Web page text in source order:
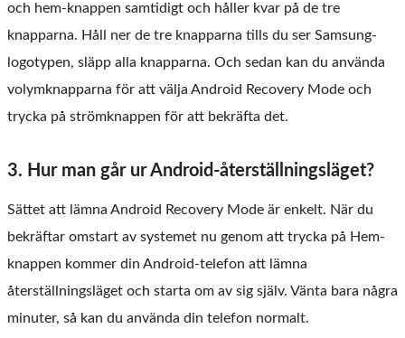
och hem-knappen samtidigt och håller kvar på de tre
knapparna. Håll ner de tre knapparna tills du ser Samsung-
logotypen, släpp alla knapparna. Och sedan kan du använda
volymknapparna för att välja Android Recovery Mode och
trycka på strömknappen för att bekräfta det.
3. Hur man går ur Android-återställningsläget?
Sättet att lämna Android Recovery Mode är enkelt. När du
bekräftar omstart av systemet nu genom att trycka på Hem-
knappen kommer din Android-telefon att lämna
återställningsläget och starta om av sig själv. Vänta bara några
minuter, så kan du använda din telefon normalt.